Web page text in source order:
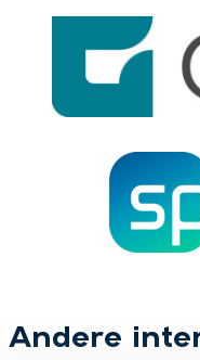
Andere